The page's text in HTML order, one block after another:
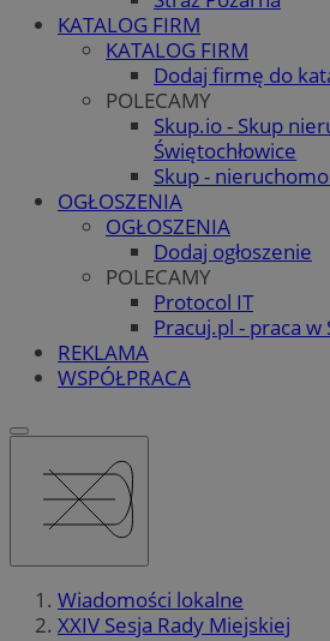
KATALOG FIRM
KATALOG FIRM
Dodaj firmę do
POLECAMY
Skup.io - Skup
Świętochłowice
Skup -
OGŁOSZENIA
OGŁOSZENIA
Dodaj ogłoszenie
POLECAMY
Protocol IT
Pracuj.pl - praca w
REKLAMA
WSPÓŁPRACA
Wiadomości lokalne
XXIV Sesja Rady Miejskiej